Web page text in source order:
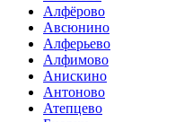
Алфёрово
Авсюнино
Алферьево
Алфимово
Анискино
Антоново
Атепцево